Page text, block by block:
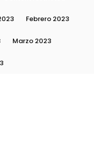
Febrero 2023
Marzo 2023